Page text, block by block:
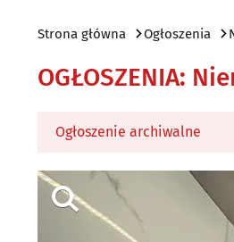
Strona główna Ogłoszenia
OGŁOSZENIA:
Ogłoszenie archiwalne